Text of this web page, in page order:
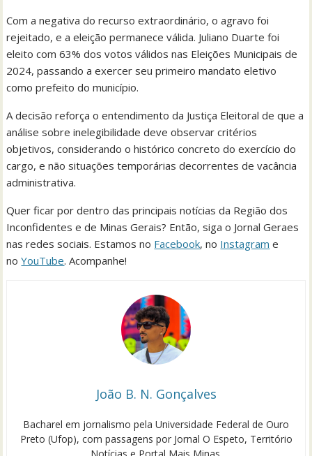
Com a negativa do recurso extraordinário, o agravo foi
rejeitado, e a eleição permanece válida. Juliano Duarte foi
eleito com 63% dos votos válidos nas Eleições Municipais de
2024, passando a exercer seu primeiro mandato eletivo
como prefeito do município.
A decisão reforça o entendimento da Justiça Eleitoral de que a
análise sobre inelegibilidade deve observar critérios
objetivos, considerando o histórico concreto do exercício do
cargo, e não situações temporárias decorrentes de vacância
administrativa.
Quer ficar por dentro das principais notícias da Região dos
Inconfidentes e de Minas Gerais? Então, siga o Jornal Geraes
nas redes sociais. Estamos no Facebook, no Instagram e
noYouTube. Acompanhe!
João B. N. Gonçalves
Bacharel em jornalismo pela Universidade Federal de Ouro
Preto (Ufop), com passagens por Jornal O Espeto, Território